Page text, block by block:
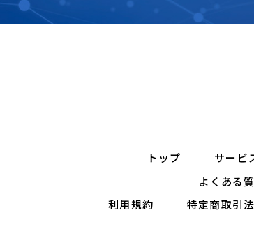
トップ サービ
よくある
利用規約
特定商取引